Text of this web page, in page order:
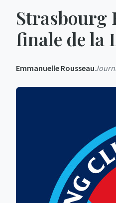
Strasbourg
finale de la
Emmanuelle Rousseau